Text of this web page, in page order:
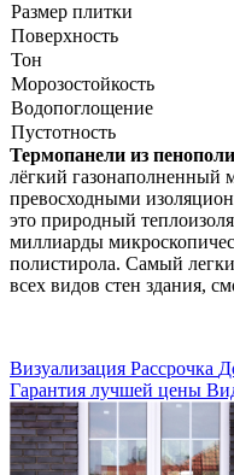
Размер плитки
Поверхность
Тон
Морозостойкость
Водопоглощение
Пустотность
Термопанели из
лёгкий газонаполненный
превосходными
это природный
миллиарды
полистирола. Самый
всех видов стен здания,
Визуализация Рассрочка
Гарантия лучшей цены